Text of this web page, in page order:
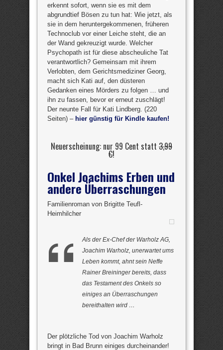
erkennt sofort, wenn sie es mit dem
abgrundtief Bösen zu tun hat: Wie jetzt, als
sie in dem heruntergekommenen, früheren
Technoclub vor einer Leiche steht, die an
der Wand gekreuzigt wurde. Welcher
Psychopath ist für diese abscheuliche Tat
verantwortlich? Gemeinsam mit ihrem
Verlobten, dem Gerichtsmediziner Georg,
macht sich Kati auf, den düsteren
Gedanken eines Mörders zu folgen … und
ihn zu fassen, bevor er erneut zuschlägt!
Der neunte Fall für Kati Lindberg. (220
Seiten) – hier günstig für Kindle kaufen!
Neuerscheinung: nur 99 Cent statt 3,99
€!
Onkel Joachims Erben und
andere Überraschungen
Familienroman von Brigitte Teufl-
Heimhilcher
Als der Ex-Chef der Warholz AG,
Joachim Warholz, unerwartet ums
Leben kommt, ahnt sein Neffe
Rainer Breininger bereits, dass
das Testament des Onkels so
einiges an Überraschungen
bereithalten wird …
Der plötzliche Tod von Joachim Warholz
bringt in Bad Brunn einiges durcheinander!